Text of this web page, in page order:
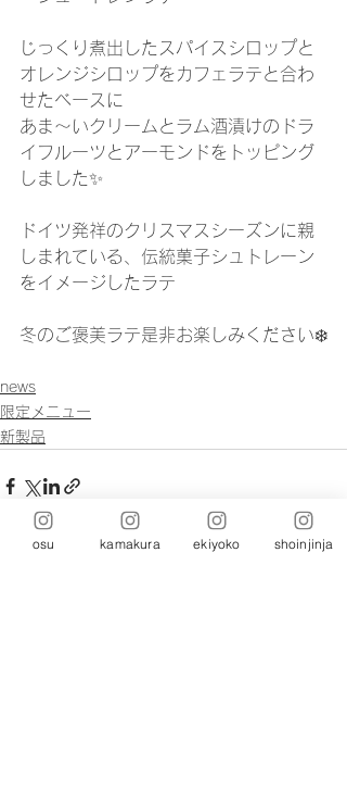
じっくり煮出したスパイスシロップと
オレンジシロップをカフェラテと合わ
せたベースに
あま〜いクリームとラム酒漬けのドラ
イフルーツとアーモンドをトッピング
しました✨
ドイツ発祥のクリスマスシーズンに親
しまれている、伝統菓子シュトレーン
をイメージしたラテ
冬のご褒美ラテ是非お楽しみください❄️
news
限定メニュー
新製品
osu kamakura ekiyoko shoinjinja